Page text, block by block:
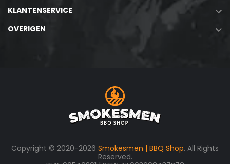
KLANTENSERVICE 
OVERIGEN 
Copyright © 2020-2026 Smokesmen | BBQ Shop. All Rights
Reserved.